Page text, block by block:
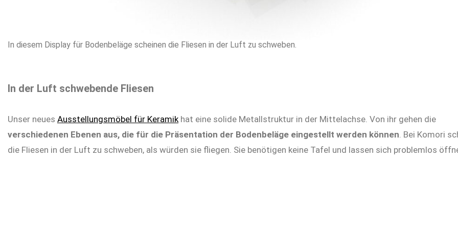
In diesem Display für Bodenbeläge scheinen die Fliesen in der Luft zu schweben.
In der Luft schwebende Fliesen
Unser neues Ausstellungsmöbel für Keramikhat eine solide Metallstruktur in der Mittelachse. Von ihr gehen die
verschiedenen Ebenen aus, die für die Präsentation der Bodenbeläge eingestellt werden können. Bei Komori
die Fliesen in der Luft zu schweben, als würden sie fliegen. Sie benötigen keine Tafel und lassen sich problemlos